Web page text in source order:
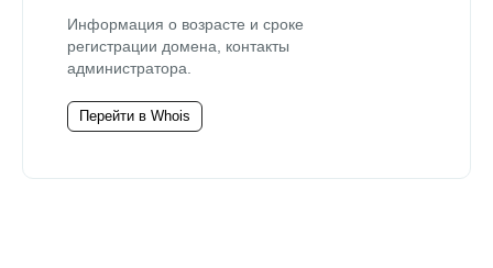
Информация о возрасте и сроке
регистрации домена, контакты
администратора.
Перейти в Whois